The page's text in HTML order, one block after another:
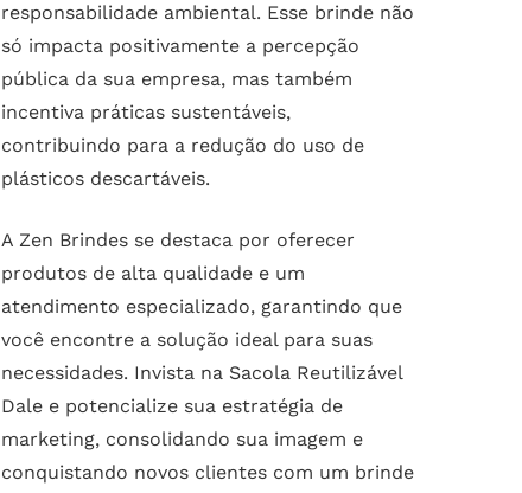
responsabilidade ambiental. Esse brinde não
só impacta positivamente a percepção
pública da sua empresa, mas também
incentiva práticas sustentáveis,
contribuindo para a redução do uso de
plásticos descartáveis.
A Zen Brindes se destaca por oferecer
produtos de alta qualidade e um
atendimento especializado, garantindo que
você encontre a solução ideal para suas
necessidades. Invista na Sacola Reutilizável
Dale e potencialize sua estratégia de
marketing, consolidando sua imagem e
conquistando novos clientes com um brinde